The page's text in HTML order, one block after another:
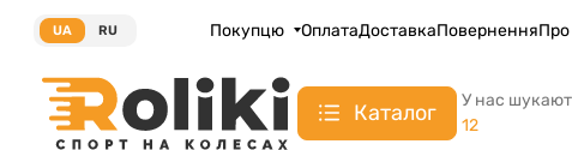
UA RU Покупцю ОплатаДоставкаПоверненняПро
Каталог У нас
12